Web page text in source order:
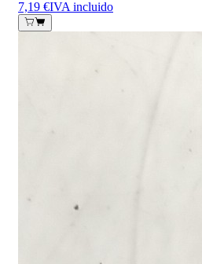
7,19 €IVA incluido